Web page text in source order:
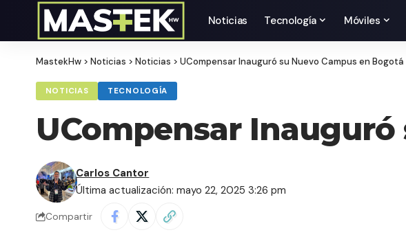
Noticias Tecnología Móviles
MastekHw > Noticias > Noticias > UCompensar Inauguró su Nuevo Campus en Bogotá
NOTICIAS TECNOLOGÍA
UCompensar
Última actualización: mayo 22, 2025 3:26 pm
Carlos Cantor
Compartir